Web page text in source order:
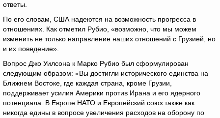
ответы.
По его словам, США надеются на возможность прогресса в
отношениях. Как отметил Рубио, «возможно, что мы можем
изменить не только направление наших отношений с Грузией, но
и их поведение».
Вопрос Джо Уилсона к Марко Рубио был сформулирован
следующим образом: «Вы достигли исторического единства на
Ближнем Востоке, где каждая страна, кроме Грузии,
поддерживает усилия Америки против Ирана и его ядерного
потенциала. В Европе НАТО и Европейский союз также как
никогда едины в вопросе увеличения расходов на оборону по